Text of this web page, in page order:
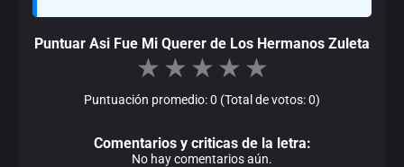
Puntuar Asi Fue Mi Querer de Los Hermanos Zuleta
★ ★ ★ ★ ★
Puntuación promedio: 0 (Total de votos: 0)
Comentarios y criticas de la letra:
No hay comentarios aún.